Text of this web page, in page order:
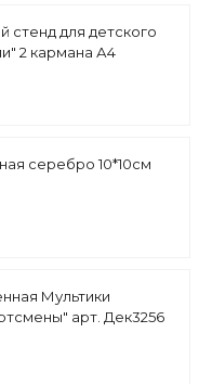
для детского
2 кармана А4
серебро 10*10см
Мультики
арт. Дек3256